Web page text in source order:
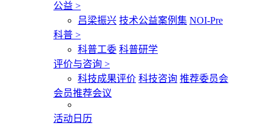
公益 >
吕梁振兴 技术公益案例集 NOI-Pre
科普 >
科普工委 科普研学
评价与咨询 >
科技成果评价 科技咨询 推荐委员会
会员推荐会议
活动日历